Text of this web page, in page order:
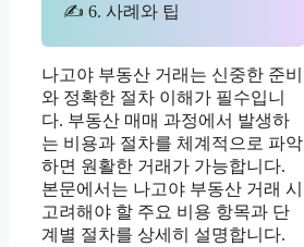
✍ 6. 사례와 팁
나고야 부동산 거래는 신중한 준비
와 정확한 절차 이해가 필수입니
다. 부동산 매매 과정에서 발생하
는 비용과 절차를 체계적으로 파악
하면 원활한 거래가 가능합니다.
본문에서는 나고야 부동산 거래 시
고려해야 할 주요 비용 항목과 단
계별 절차를 상세히 설명합니다.